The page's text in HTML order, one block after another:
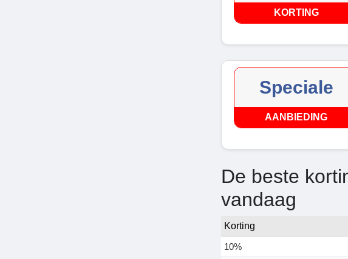
KORTING
Speciale
AANBIEDING
De beste
vandaag
Korting
10%